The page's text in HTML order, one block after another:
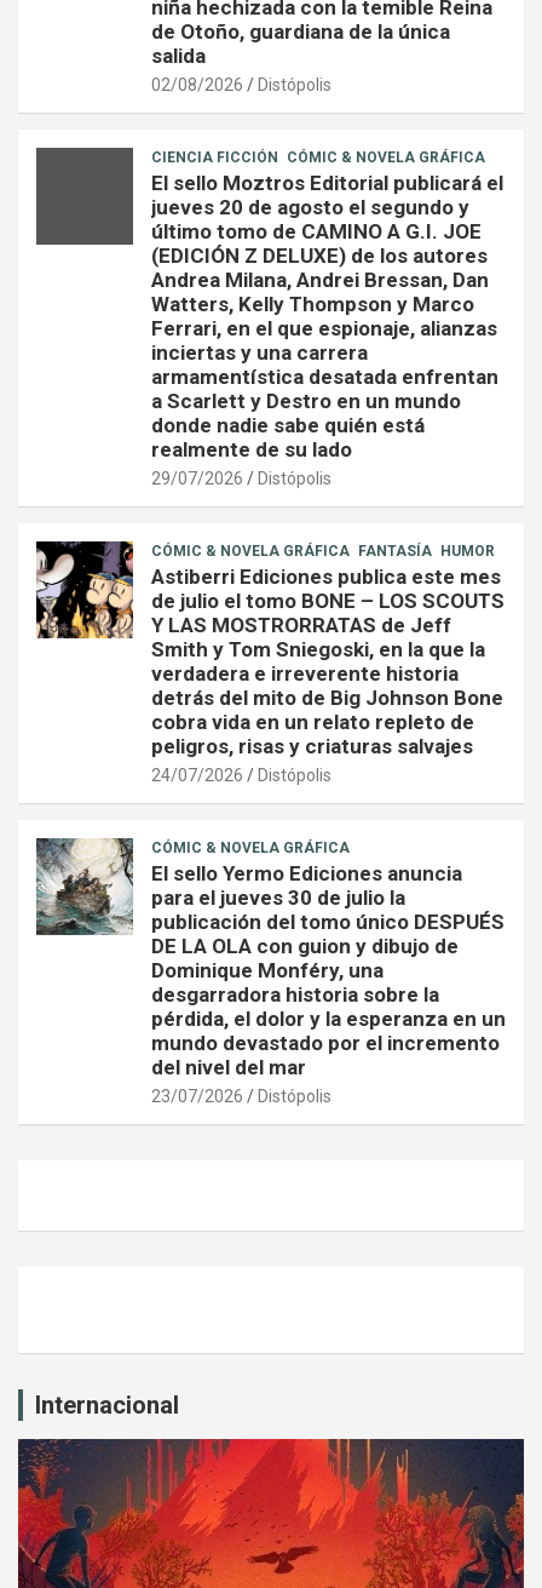
niña hechizada con la temible Reina
de Otoño, guardiana de la única
salida
02/08/2026 Distópolis
CIENCIA FICCIÓN CÓMIC & NOVELA GRÁFICA
El sello Moztros Editorial publicará el
jueves 20 de agosto el segundo y
último tomo de CAMINO A G.I. JOE
(EDICIÓN Z DELUXE) de los autores
Andrea Milana, Andrei Bressan, Dan
Watters, Kelly Thompson y Marco
Ferrari, en el que espionaje, alianzas
inciertas y una carrera
armamentística desatada enfrentan
a Scarlett y Destro en un mundo
donde nadie sabe quién está
realmente de su lado
29/07/2026 Distópolis
CÓMIC & NOVELA GRÁFICA FANTASÍA HUMOR
Astiberri Ediciones publica este mes
de julio el tomo BONE – LOS SCOUTS
Y LAS MOSTRORRATAS de Jeff
Smith y Tom Sniegoski, en la que la
verdadera e irreverente historia
detrás del mito de Big Johnson Bone
cobra vida en un relato repleto de
peligros, risas y criaturas salvajes
24/07/2026 Distópolis
CÓMIC & NOVELA GRÁFICA
El sello Yermo Ediciones anuncia
para el jueves 30 de julio la
publicación del tomo único DESPUÉS
DE LA OLA con guion y dibujo de
Dominique Monféry, una
desgarradora historia sobre la
pérdida, el dolor y la esperanza en un
mundo devastado por el incremento
del nivel del mar
23/07/2026 Distópolis
Internacional